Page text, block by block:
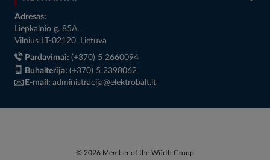
Adresas:
Liepkalnio g. 85A,
Vilnius LT-02120, Lietuva
Pardavimai: (+370) 5 2660094
Buhalterija: (+370) 5 2398062
E-mail: administracija@elektrobalt.lt
© 2026 Member of the Würth Group